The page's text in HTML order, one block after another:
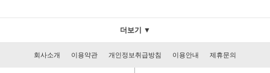
더보기 ▼
회사소개 이용약관 개인정보취급방침 이용안내 제휴문의